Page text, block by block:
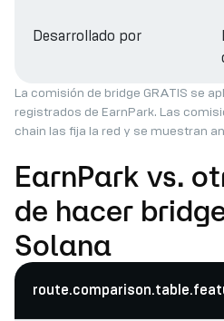
Desarrollado por
La comisión de bridge GRATIS se
registrados de EarnPark. Las
chain las fija la red y se muestran
EarnPark vs.
de hacer
Solana